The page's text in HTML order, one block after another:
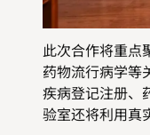
此次合作将重点
药物流行病学等
疾病登记注册、
验室还将利用真